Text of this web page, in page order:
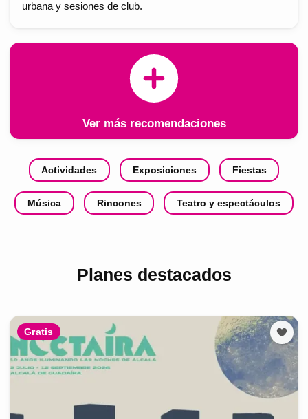
urbana y sesiones de club.
Ver más recomendaciones
Actividades Exposiciones Fiestas
Música Rincones Teatro y espectáculos
Planes destacados
Gratis